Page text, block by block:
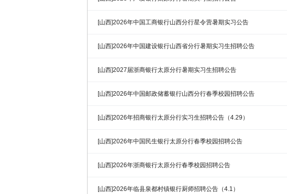
[山西]2026年中国工商银行山西分行星令营暑期实习公告
[山西]2026年中国建设银行山西省分行暑期实习生招聘公告
[山西]2027届浙商银行太原分行暑期实习生招聘公告
[山西]2026年中国邮政储蓄银行山西分行春季校园招聘公告
[山西]2026年招商银行太原分行实习生招聘公告（4.29）
[山西]2026年中国民生银行太原分行春季校园招聘公告
[山西]2026年浙商银行太原分行春季校园招聘公告
[山西]2026年临县泉都村镇银行厨师招聘公告（4.1）